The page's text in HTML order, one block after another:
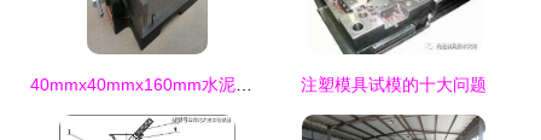
注塑模具试模的十大问题